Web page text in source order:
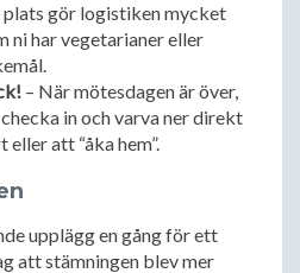
plats gör logistiken mycket
ni har vegetarianer eller
– När mötesdagen är över,
in och varva ner direkt
att “åka hem”.
upplägg en gång för ett
att stämningen blev mer